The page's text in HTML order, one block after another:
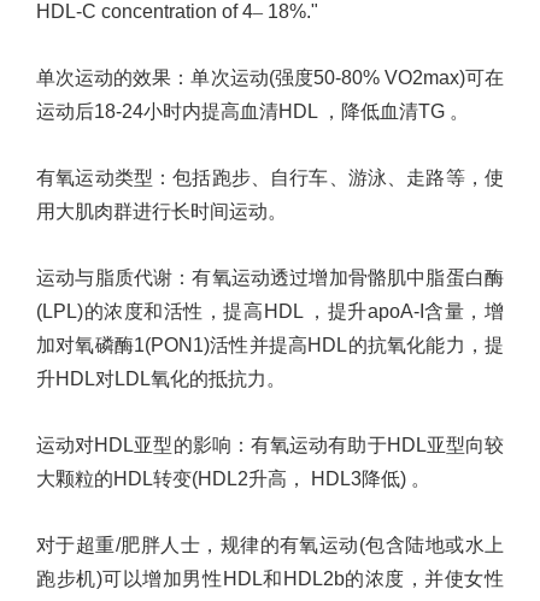
HDL-C concentration of 4– 18%."
单次运动的效果：单次运动(强度50-80% VO2max)可在
运动后18-24小时内提高血清HDL ，降低血清TG 。
有氧运动类型 ：包括跑步、自行车、游泳、走路等，使
用大肌肉群进行长时间运动。
运动与脂质代谢 ：有氧运动透过增加骨骼肌中脂蛋白酶
(LPL)的浓度和活性，提高 HDL ，提升apoA-I 含量，增
加对氧磷酶1(PON1)活性并提高HDL的抗氧化能力，提
升HDL对LDL氧化的抵抗力。
运动对HDL亚型的影响：有氧运动有助于HDL亚型向较
大颗粒的HDL转变(HDL2升高， HDL3降低) 。
对于超重/肥胖人士，规律的有氧运动(包含陆地或水上
跑步机)可以增加男性 HDL和 HDL2b的浓度，并使女性